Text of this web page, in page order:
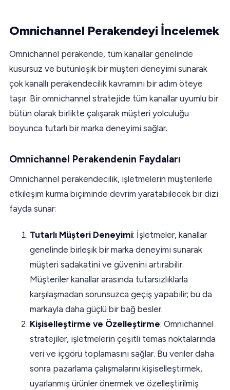
Omnichannel Perakendeyi İncelemek
Omnichannel perakende, tüm kanallar genelinde
kusursuz ve bütünleşik bir müşteri deneyimi sunarak
çok kanallı perakendecilik kavramını bir adım öteye
taşır. Bir omnichannel stratejide tüm kanallar uyumlu bir
bütün olarak birlikte çalışarak müşteri yolculuğu
boyunca tutarlı bir marka deneyimi sağlar.
Omnichannel Perakendenin Faydaları
Omnichannel perakendecilik, işletmelerin müşterilerle
etkileşim kurma biçiminde devrim yaratabilecek bir dizi
fayda sunar:
Tutarlı Müşteri Deneyimi: İşletmeler, kanallar
genelinde birleşik bir marka deneyimi sunarak
müşteri sadakatini ve güvenini artırabilir.
Müşteriler kanallar arasında tutarsızlıklarla
karşılaşmadan sorunsuzca geçiş yapabilir; bu da
markayla daha güçlü bir bağ besler.
Kişiselleştirme ve Özelleştirme: Omnichannel
stratejiler, işletmelerin çeşitli temas noktalarında
veri ve içgörü toplamasını sağlar. Bu veriler daha
sonra pazarlama çalışmalarını kişiselleştirmek,
uyarlanmış ürünler önermek ve özelleştirilmiş